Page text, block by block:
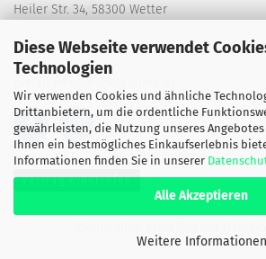
Diese Webseite verwendet
Technologien
Wir verwenden Cookies und ähnliche
Drittanbietern, um die ordentliche
gewährleisten, die Nutzung unseres
Ihnen ein bestmögliches Einkaufserlebnis
Informationen finden Sie in unserer
Alle Akzeptieren
Weitere Informationen
Heiler Str. 34, 58300 Wetter
Telefon 0173 / 3164784
Vertrag widerrufen